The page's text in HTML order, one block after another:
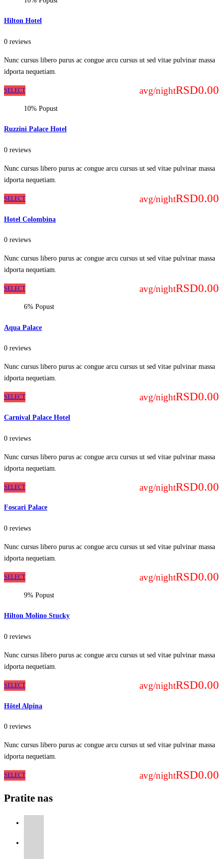
Hilton Hotel
0 reviews
Nunc cursus libero purus ac congue arcu cursus ut sed vitae pulvinar massa
idporta nequetiam.
avg/nightRSD0.00
SELECT
10% Popust
Ruzzini Palace Hotel
0 reviews
Nunc cursus libero purus ac congue arcu cursus ut sed vitae pulvinar massa
idporta nequetiam.
avg/nightRSD0.00
SELECT
Hotel Colombina
0 reviews
Nunc cursus libero purus ac congue arcu cursus ut sed vitae pulvinar massa
idporta nequetiam.
avg/nightRSD0.00
SELECT
6% Popust
Aqua Palace
0 reviews
Nunc cursus libero purus ac congue arcu cursus ut sed vitae pulvinar massa
idporta nequetiam.
avg/nightRSD0.00
SELECT
Carnival Palace Hotel
0 reviews
Nunc cursus libero purus ac congue arcu cursus ut sed vitae pulvinar massa
idporta nequetiam.
avg/nightRSD0.00
SELECT
Foscari Palace
0 reviews
Nunc cursus libero purus ac congue arcu cursus ut sed vitae pulvinar massa
idporta nequetiam.
avg/nightRSD0.00
SELECT
9% Popust
Hilton Molino Stucky
0 reviews
Nunc cursus libero purus ac congue arcu cursus ut sed vitae pulvinar massa
idporta nequetiam.
avg/nightRSD0.00
SELECT
Hôtel Alpina
0 reviews
Nunc cursus libero purus ac congue arcu cursus ut sed vitae pulvinar massa
idporta nequetiam.
avg/nightRSD0.00
SELECT
Pratite nas